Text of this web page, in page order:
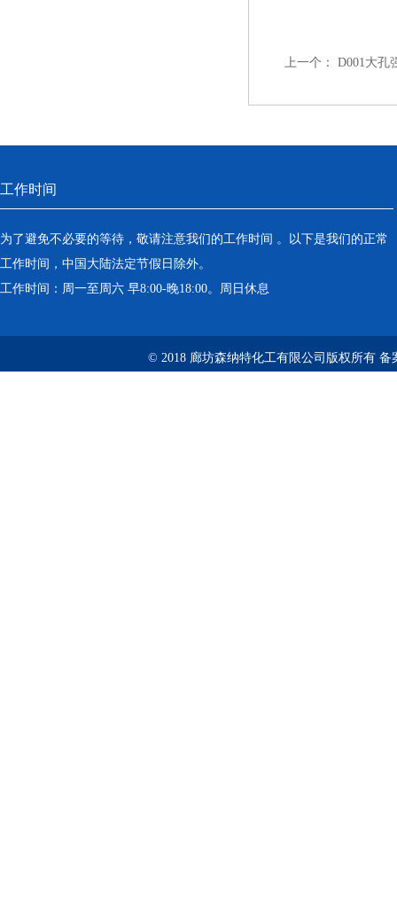
上一个： D001大孔
工作时间
为了避免不必要的等待，敬请注意我们的工作时间 。以下是我们的正常
工作时间，中国大陆法定节假日除外。
工作时间：周一至周六 早8:00-晚18:00。周日休息
© 2018 廊坊森纳特化工有限公司版权所有 备